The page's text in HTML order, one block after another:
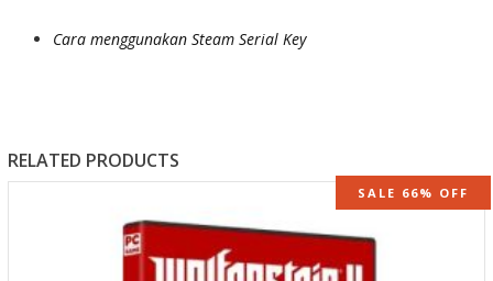
Cara menggunakan Steam Serial Key
RELATED PRODUCTS
SALE 66% OFF